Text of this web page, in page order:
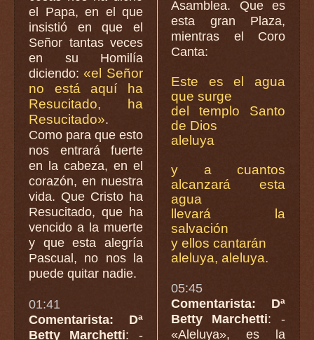
el Papa, en el que
insistió en que el
Señor tantas veces
en su Homilía
diciendo: «el Señor
no está aquí ha
Resucitado, ha
Resucitado».
Como para que esto
nos entrará fuerte
en la cabeza, en el
corazón, en nuestra
vida. Que Cristo ha
Resucitado, que ha
vencido a la muerte
y que esta alegría
Pascual, no nos la
puede quitar nadie.
01:41
Comentarista: Dª
Betty Marchetti: -
Asamblea. Que es
esta gran Plaza,
mientras el Coro
Canta:
Este es el agua
que surge
del templo Santo
de Dios
aleluya
y a cuantos
alcanzará esta
agua
llevará la
salvación
y ellos cantarán
aleluya, aleluya.
05:45
Comentarista: Dª
Betty Marchetti: -
«Aleluya», es la